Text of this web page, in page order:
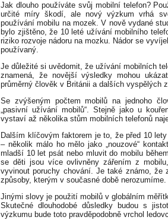
Jak dlouho používáte svůj mobilní telefon?
určité míry škodí, ale nový výzkum vrhá
používání mobilu na mozek. V nově vydané
bylo zjištěno, že 10 leté užívání mobilního
riziko rozvoje nádoru na mozku. Nádor se
používaný.
Je důležité si uvědomit, že užívání mobilních
znamená, že novější výsledky mohou
průměrný člověk v Británii a dalších vyspělých
Se zvýšeným počtem mobilů na jednoho
„pasivní užívání mobilů“. Stejně jako u
vystaví až několika stům mobilních telefonů
Dalším klíčovým faktorem je to, že před 10
– několik málo ho mělo jako „nouzové“
mladší 10 let psát nebo mluvit do mobilu
se děti jsou více ovlivněny zářením z
vyvinout poruchy chování. Je také známo,
způsoby, kterým v současné době nerozumíme.
Jinými slovy je použití mobilů v globálním
Skutečné dlouhodobé důsledky budou s
výzkumu bude toto pravděpodobně vrchol